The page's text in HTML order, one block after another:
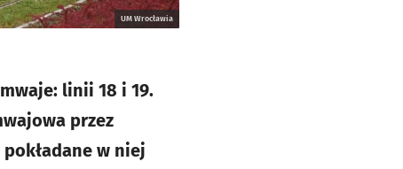
UM Wrocławia
linii 18 i 19.
przez
w niej